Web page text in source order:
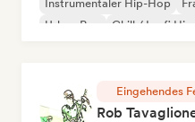
Instrumentaler Hip-Hop
Urban Pop
Chill / Lo-fi Hip-
Eingehendes
Rob